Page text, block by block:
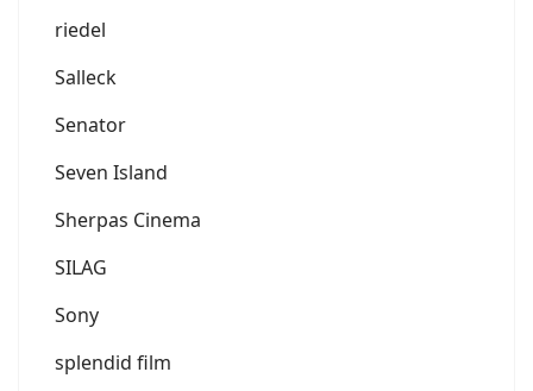
riedel
Salleck
Senator
Seven Island
Sherpas Cinema
SILAG
Sony
splendid film